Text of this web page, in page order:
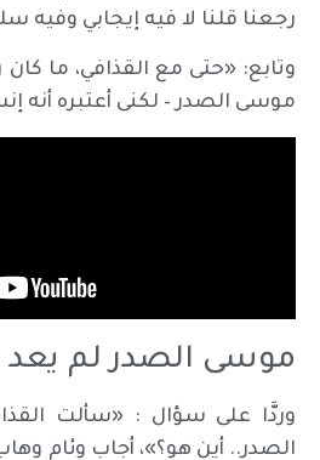
رجعنا قلنا لا فيه إيجابي وفيه
وتابع: «حتى مع القذافي، ما كان
موسى الصدر – لكنى أعتبره أنه
موسى الصدر لم يعد
وردَّا على سؤال : «سألت
الصدر.. أين هو؟»، أجاب وئام